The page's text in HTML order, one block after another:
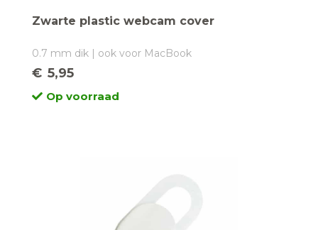
Zwarte plastic webcam cover
0.7 mm dik | ook voor MacBook
€ 5,95
Op voorraad